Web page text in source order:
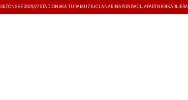
SEZONSKE 2026/27 STADIONSKA TURA MUZEJČLANARINA FONDACIJA PARTNERI KARIJERA